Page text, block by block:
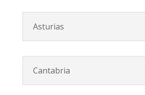
Asturias
Cantabria